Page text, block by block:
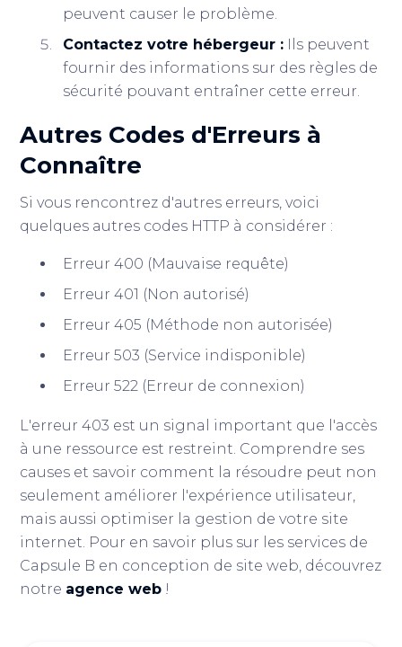
peuvent causer le problème.
Contactez votre hébergeur : Ils peuvent
fournir des informations sur des règles de
sécurité pouvant entraîner cette erreur.
Autres Codes d'Erreurs à
Connaître
Si vous rencontrez d'autres erreurs, voici
quelques autres codes HTTP à considérer :
Erreur 400 (Mauvaise requête)
Erreur 401 (Non autorisé)
Erreur 405 (Méthode non autorisée)
Erreur 503 (Service indisponible)
Erreur 522 (Erreur de connexion)
L'erreur 403 est un signal important que l'accès
à une ressource est restreint. Comprendre ses
causes et savoir comment la résoudre peut non
seulement améliorer l'expérience utilisateur,
mais aussi optimiser la gestion de votre site
internet. Pour en savoir plus sur les services de
Capsule B en conception de site web, découvrez
notre agence web !